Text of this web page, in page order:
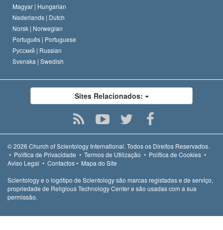
Magyar | Hungarian
Nederlands | Dutch
Norsk | Norwegian
Português | Portuguese
Русский | Russian
Svenska | Swedish
Sites Relacionados:
© 2026 Church of Scientology International. Todos os Direitos Reservados.
• Política de Privacidade • Termos de Utilização • Política de Cookies •
Aviso Legal • Contactos• Mapa do Site
Scientology e o logótipo de Scientology são marcas registadas e de serviço,
propriedade de Religious Technology Center e são usadas com a sua
permissão.